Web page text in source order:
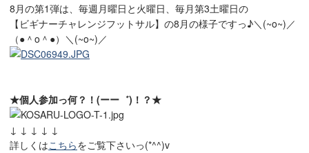
8月の第1弾は、毎週月曜日と火曜日、毎月第3土曜日の
【ビギナーチャレンジフットサル】の8月の様子ですっ♪＼(~o~)／
（●＾o＾●）＼(~o~)／
★個人参加っ何？！(ーー゛)！？★
↓ ↓ ↓ ↓ ↓
詳しくはこちらをご覧下さいっ(*^^)v